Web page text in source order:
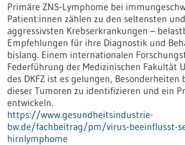
Primäre ZNS-Lymphome bei
Patient:innen zählen zu den seltensten
aggressivsten Krebserkrankungen –
Empfehlungen für ihre Diagnostik und
bislang. Einem internationalen
Federführung der Medizinischen Fakultät
des DKFZ ist es gelungen, Besonderheiten
dieser Tumoren zu identifizieren und ein
entwickeln.
https://www.gesundheitsindustrie-
bw.de/fachbeitrag/pm/virus-beeinflusst-
hirnlymphome